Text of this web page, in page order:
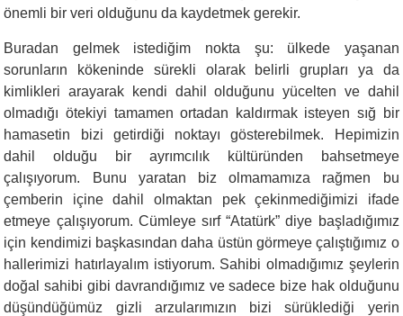
önemli bir veri olduğunu da kaydetmek gerekir.
Buradan gelmek istediğim nokta şu: ülkede yaşanan
sorunların kökeninde sürekli olarak belirli grupları ya da
kimlikleri arayarak kendi dahil olduğunu yücelten ve dahil
olmadığı ötekiyi tamamen ortadan kaldırmak isteyen sığ bir
hamasetin bizi getirdiği noktayı gösterebilmek. Hepimizin
dahil olduğu bir ayrımcılık kültüründen bahsetmeye
çalışıyorum. Bunu yaratan biz olmamamıza rağmen bu
çemberin içine dahil olmaktan pek çekinmediğimizi ifade
etmeye çalışıyorum. Cümleye sırf “Atatürk” diye başladığımız
için kendimizi başkasından daha üstün görmeye çalıştığımız o
hallerimizi hatırlayalım istiyorum. Sahibi olmadığımız şeylerin
doğal sahibi gibi davrandığımız ve sadece bize hak olduğunu
düşündüğümüz gizli arzularımızın bizi sürüklediği yerin